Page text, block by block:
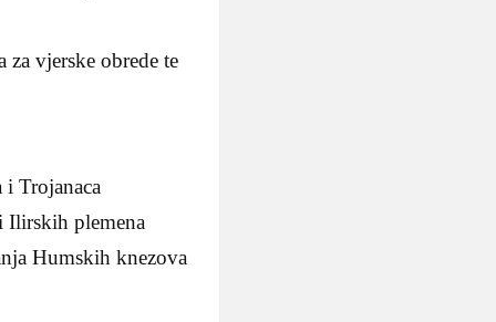
za vjerske obrede te
i Trojanaca
Ilirskih plemena
Humskih knezova